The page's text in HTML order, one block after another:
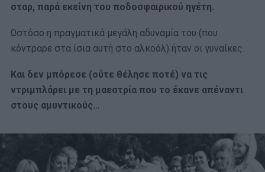
σταρ, παρά εκείνη του ποδοσφαιρικού ηγέτη.
Ωστόσο η πραγματικά μεγάλη αδυναμία του (που
κόντραρε στα ίσια αυτή στο αλκοόλ) ήταν οι γυναίκες.
Και δεν μπόρεσε (ούτε θέλησε ποτέ) να τις
ντριμπλάρει με τη μαεστρία που το έκανε απέναντι
στους αμυντικούς…